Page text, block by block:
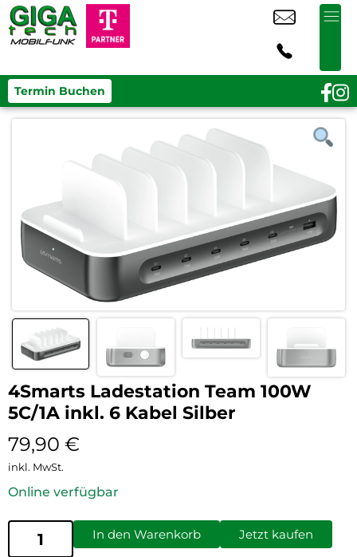
Termin Buchen
4Smarts Ladestation Team 100W
5C/1A inkl. 6 Kabel Silber
79,90 €
inkl. MwSt.
Online verfügbar
In den Warenkorb Jetzt kaufen